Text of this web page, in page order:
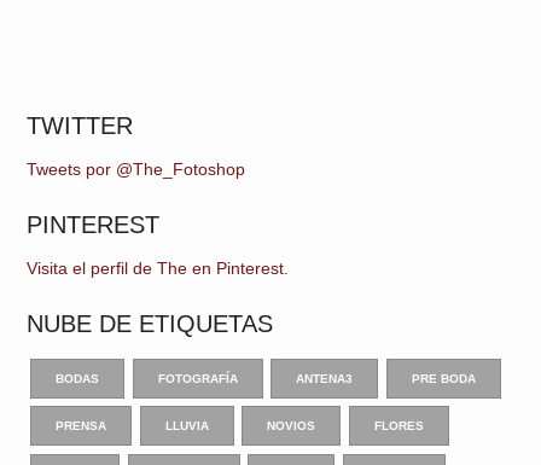
TWITTER
Tweets por @The_Fotoshop
PINTEREST
Visita el perfil de The en Pinterest.
NUBE DE ETIQUETAS
BODAS FOTOGRAFÍA ANTENA3 PRE BODA
PRENSA LLUVIA NOVIOS FLORES